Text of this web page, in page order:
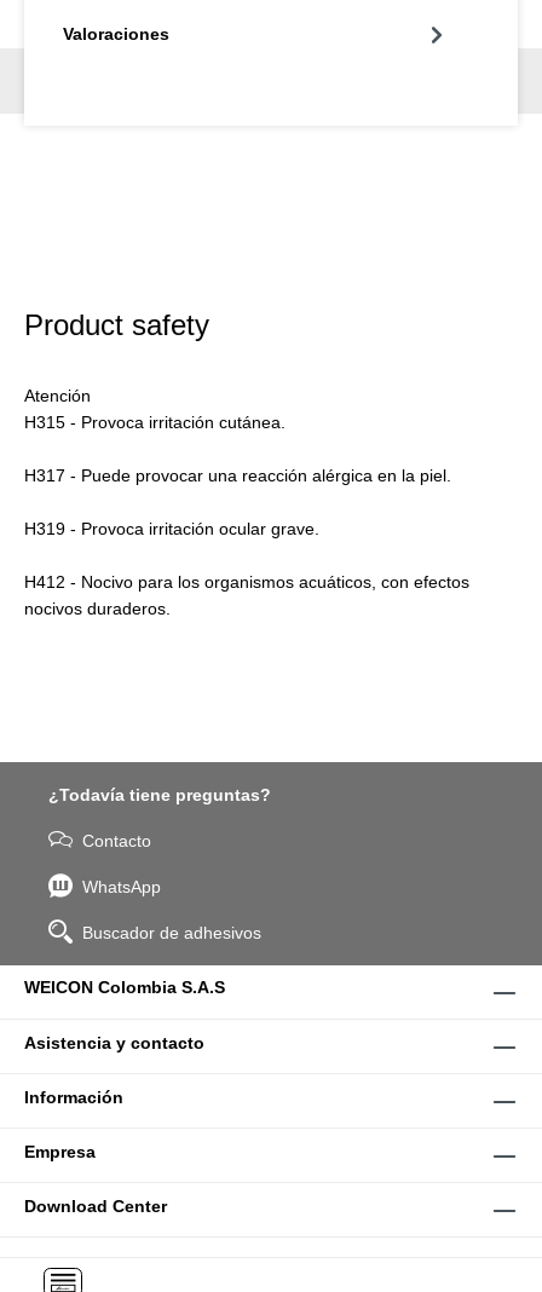
Valoraciones
Product safety
Atención
H315 - Provoca irritación cutánea.
H317 - Puede provocar una reacción alérgica en la piel.
H319 - Provoca irritación ocular grave.
H412 - Nocivo para los organismos acuáticos, con efectos
nocivos duraderos.
¿Todavía tiene preguntas?
Contacto
WhatsApp
Buscador de adhesivos
WEICON Colombia S.A.S
Asistencia y contacto
Información
Empresa
Download Center